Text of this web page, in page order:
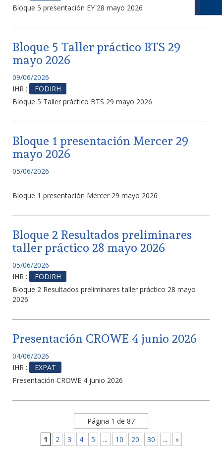
Bloque 5 presentación EY 28 mayo 2026
Bloque 5 Taller práctico BTS 29
mayo 2026
09/06/2026
IHR :
FODIRH
Bloque 5 Taller práctico BTS 29 mayo 2026
Bloque 1 presentación Mercer 29
mayo 2026
05/06/2026
Bloque 1 presentación Mercer 29 mayo 2026
Bloque 2 Resultados preliminares
taller práctico 28 mayo 2026
05/06/2026
IHR :
FODIRH
Bloque 2 Resultados preliminares taller práctico 28 mayo
2026
Presentación CROWE 4 junio 2026
04/06/2026
IHR :
EXPAT
Presentación CROWE 4 junio 2026
Página 1 de 87
1
2 3 4 5 ... 10 20 30 ... »